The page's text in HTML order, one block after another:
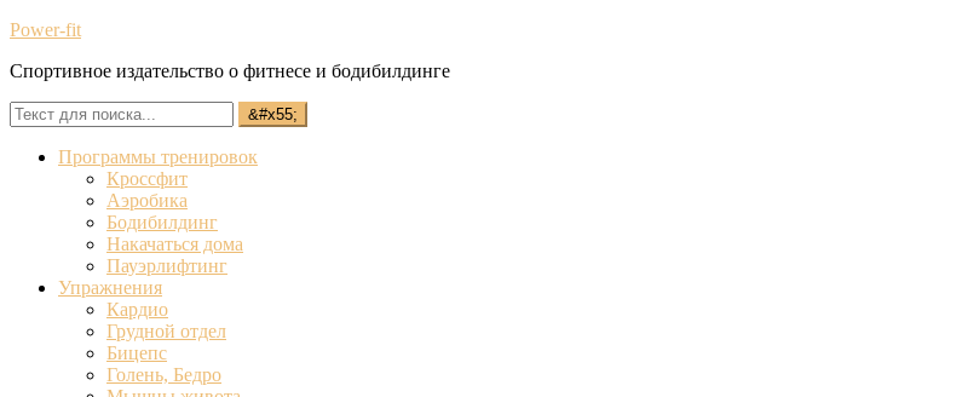
Power-fit
Спортивное издательство о фитнесе и бодибилдинге
Программы тренировок
Кроссфит
Аэробика
Бодибилдинг
Накачаться дома
Пауэрлифтинг
Упражнения
Кардио
Грудной отдел
Бицепс
Голень, Бедро